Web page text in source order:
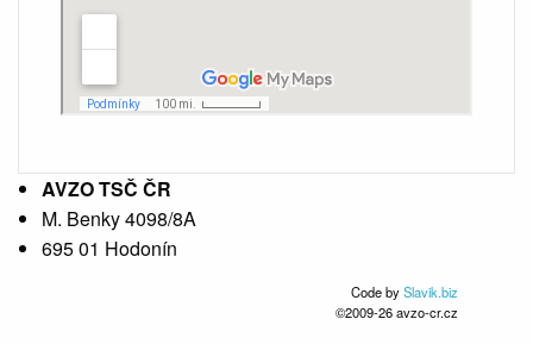
AVZO TSČ ČR
M. Benky 4098/8A
695 01 Hodonín
Code bySlavik.biz
©2009-26 avzo-cr.cz